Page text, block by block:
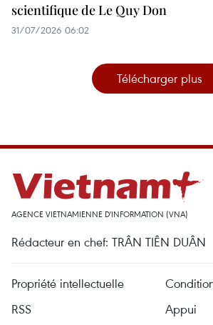
scientifique de Le Quy Don
31/07/2026 06:02
Télécharger plus
AGENCE VIETNAMIENNE D'INFORMATION (VNA)
Rédacteur en chef: TRÂN TIÊN DUÂN
Propriété intellectuelle
RSS
Appui